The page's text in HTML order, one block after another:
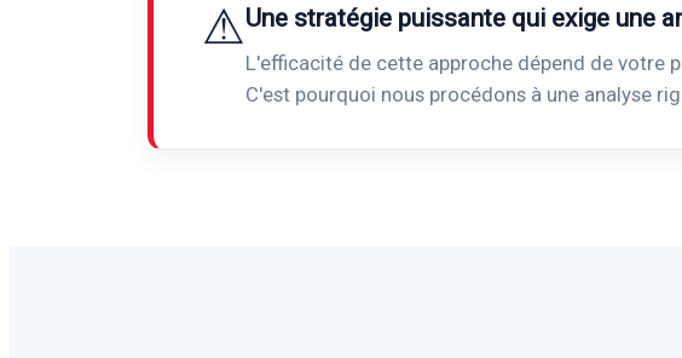
⚠Une stratégie puissante qui exige une
L'efficacité de cette approche dépend de votre
C'est pourquoi nous procédons à une analyse